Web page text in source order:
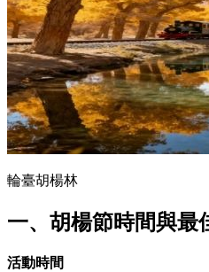
輪臺胡楊林
一、胡楊節時間與最
活動時間